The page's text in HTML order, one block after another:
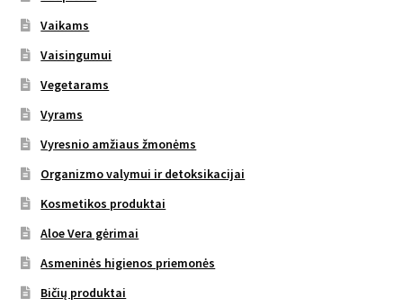
Vaikams
Vaisingumui
Vegetarams
Vyrams
Vyresnio amžiaus žmonėms
Organizmo valymui ir detoksikacijai
Kosmetikos produktai
Aloe Vera gėrimai
Asmeninės higienos priemonės
Bičių produktai